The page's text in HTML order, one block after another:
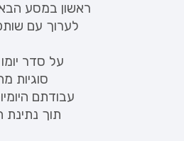
ראשון במסע
לערוך עם
על סדר
סוגיות
עבודתם
תוך